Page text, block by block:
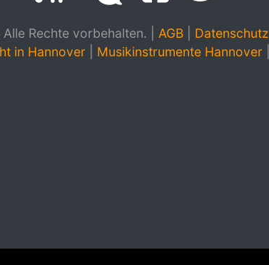
Rechte vorbehalten. AGB| Datenschutz
in Hannover Musikinstrumente Hannover